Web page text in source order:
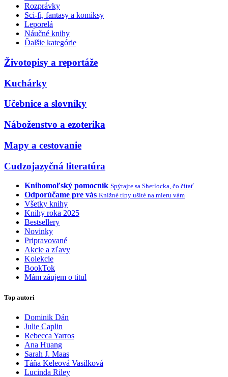
Rozprávky
Sci-fi, fantasy a komiksy
Leporelá
Náučné knihy
Ďalšie kategórie
Životopisy a reportáže
Kuchárky
Učebnice a slovníky
Náboženstvo a ezoterika
Mapy a cestovanie
Cudzojazyčná literatúra
Knihomoľský pomocník Spýtajte sa Sherlocka, čo čítať
Odporúčame pre vás Knižné tipy ušité na mieru vám
Všetky knihy
Knihy roka 2025
Bestsellery
Novinky
Pripravované
Akcie a zľavy
Kolekcie
BookTok
Mám záujem o titul
Top autori
Dominik Dán
Julie Caplin
Rebecca Yarros
Ana Huang
Sarah J. Maas
Táňa Keleová Vasilková
Lucinda Riley